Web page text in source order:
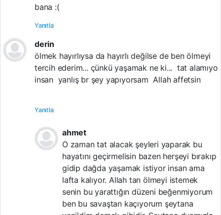
bana :(
Yanıtla
derin
ölmek hayırlıysa da hayırlı değilse de ben ölmeyi
tercih ederim... çünkü yaşamak ne ki... tat alamıyo
insan yanlış br şey yapıyorsam Allah affetsin
Yanıtla
ahmet
O zaman tat alacak şeyleri yaparak bu
hayatını geçirmelisin bazen herşeyi bırakıp
gidip dağda yaşamak istiyor insan ama
lafta kalıyor. Allah tan ölmeyi istemek
senin bu yarattığın düzeni beğenmiyorum
ben bu savaştan kaçıyorum şeytana